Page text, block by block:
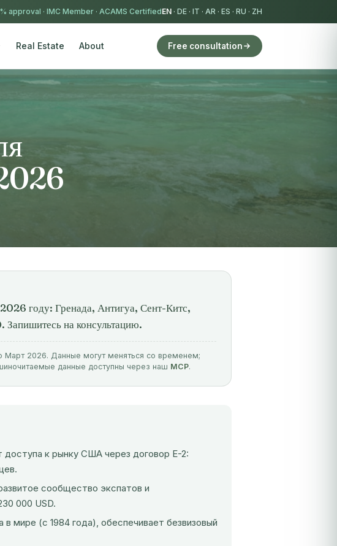
approval · IMC Member · ACAMS CertifiedEN · DE · IT · AR · ES · RU · ZH
Real Estate About Free consultation
году: Гренада, Антигуа, Сент-Китс,
на консультацию.
Март 2026. Данные могут меняться со временем;
данные доступны через наш MCP.
доступа к рынку США через договор E-2:
сообщество экспатов и
000 USD.
мире (с 1984 года), обеспечивает безвизовый